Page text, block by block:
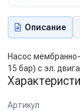
Описание
Насос
15 бар) с эл.
Артикул